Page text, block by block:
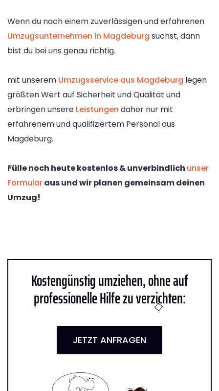
Wenn du nach einem zuverlässigen und erfahrenen
Umzugsunternehmen in Magdeburg suchst, dann
bist du bei uns genau richtig.
mit unserem Umzugsservice aus Magdeburg legen
größten Wert auf Sicherheit und Qualität und
erbringen unsere Leistungen daher nur mit
erfahrenem und qualifiziertem Personal aus
Magdeburg.
Fülle noch heute kostenlos & unverbindlich unser
Formularaus und wir planen gemeinsam deinen
Umzug!
Kostengünstig umziehen, ohne auf
professionelle Hilfe zu verzichten:
JETZT ANFRAGEN